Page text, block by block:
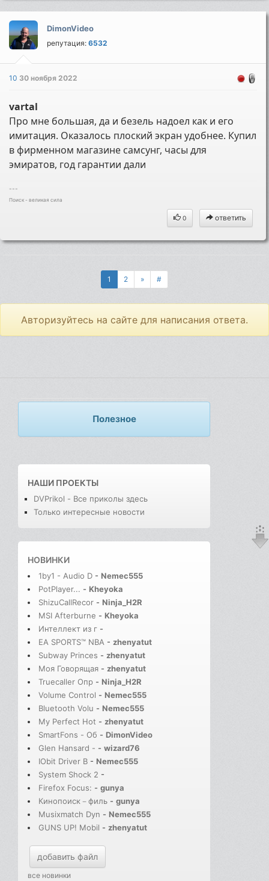
DimonVideo
репутация:6532
10 30 ноября 2022
vartal
Про мне большая, да и безель надоел как и его
имитация. Оказалось плоский экран удобнее. Купил
в фирменном магазине самсунг, часы для
эмиратов, год гарантии дали
---
Поиск - великая сила
0 ответить
1 2 » #
Авторизуйтесь на сайте для написания ответа.
Полезное
НАШИ ПРОЕКТЫ
DVPrikol - Все приколы здесь
Только интересные новости
НОВИНКИ
1by1 - Audio D - Nemec555
PotPlayer... - Kheyoka
ShizuCallRecor - Ninja_H2R
MSI Afterburne - Kheyoka
Интеллект из г -
EA SPORTS™ NBA - zhenyatut
Subway Princes - zhenyatut
Моя Говорящая - zhenyatut
Truecaller Опр - Ninja_H2R
Volume Control - Nemec555
Bluetooth Volu - Nemec555
My Perfect Hot - zhenyatut
SmartFons - Об - DimonVideo
Glen Hansard - - wizard76
IObit Driver B - Nemec555
System Shock 2 -
Firefox Focus: - gunya
Кинопоиск－филь - gunya
Musixmatch Dyn - Nemec555
GUNS UP! Mobil - zhenyatut
добавить файл
все новинки